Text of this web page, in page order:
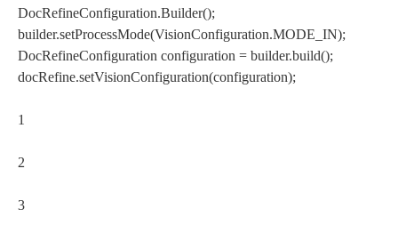
DocRefineConfiguration.Builder();
builder.setProcessMode(VisionConfiguration.MODE_IN);
DocRefineConfiguration configuration = builder.build();
docRefine.setVisionConfiguration(configuration);
1
2
3